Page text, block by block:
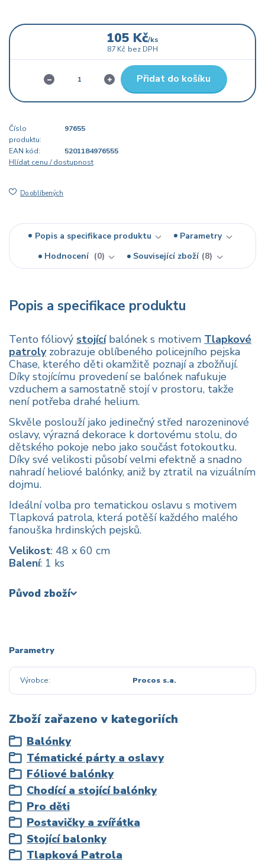
105 Kč/ks
87 Kč bez DPH
Přidat do košíku
Číslo
produktu:
97655
EAN kód:
5201184976555
Hlídat cenu / dostupnost
Do oblíbených
Popis a specifikace produktu
Parametry
Hodnocení
0 Související zboží 8
Popis a specifikace produktu
Tento fóliový stojícíbalónek s motivem Tlapkové
patrolyzobrazuje oblíbeného policejního pejska
Chase, kterého děti okamžitě poznají a zbožňují.
Díky stojícímu provedení se balónek nafukuje
vzduchem a samostatně stojí v prostoru, takže
není potřeba drahé helium.
Skvěle poslouží jako jedinečný střed narozeninové
oslavy, výrazná dekorace k dortovému stolu, do
dětského pokoje nebo jako součást fotokoutku.
Díky své velikosti působí velmi efektně a snadno
nahradí heliové balónky, aniž by ztratil na vizuálním
dojmu.
Ideální volba pro tematickou oslavu s motivem
Tlapková patrola, která potěší každého malého
fanouška hrdinských pejsků.
Velikost: 48 x 60 cm
Balení: 1 ks
Původ zboží
Parametry
Výrobce Procos s.a.
Zboží zařazeno v kategoriích
Balónky
Tématické párty a oslavy
Fóliové balónky
Chodící a stojící balónky
Pro děti
Postavičky a zvířátka
Stojící balonky
Tlapková Patrola